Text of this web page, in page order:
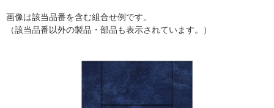
画像は該当品番を含む組合せ例です。
（該当品番以外の製品・部品も表示されています。）